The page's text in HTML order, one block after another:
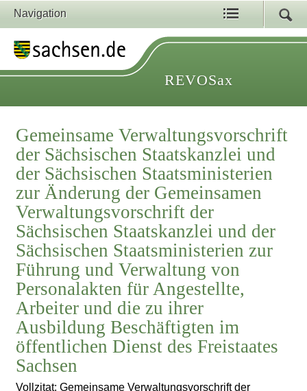
Navigation
REVOSax
Gemeinsame Verwaltungsvorschrift
der Sächsischen Staatskanzlei und
der Sächsischen Staatsministerien
zur Änderung der Gemeinsamen
Verwaltungsvorschrift der
Sächsischen Staatskanzlei und der
Sächsischen Staatsministerien zur
Führung und Verwaltung von
Personalakten für Angestellte,
Arbeiter und die zu ihrer
Ausbildung Beschäftigten im
öffentlichen Dienst des Freistaates
Sachsen
Vollzitat: Gemeinsame Verwaltungsvorschrift der